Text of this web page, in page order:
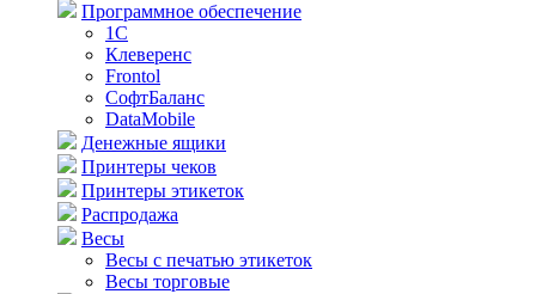
Программное обеспечение
1С
Клеверенс
Frontol
СофтБаланс
DataMobile
Денежные ящики
Принтеры чеков
Принтеры этикеток
Распродажа
Весы
Весы с печатью этикеток
Весы торговые